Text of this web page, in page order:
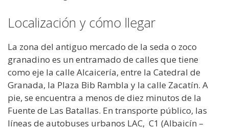
Localización y cómo llegar
La zona del antiguo mercado de la seda o zoco
granadino es un entramado de calles que tiene
como eje la calle Alcaicería, entre la Catedral de
Granada, la Plaza Bib Rambla y la calle Zacatín. A
pie, se encuentra a menos de diez minutos de la
Fuente de Las Batallas. En transporte público, las
líneas de autobuses urbanos LAC, C1 (Albaicín –